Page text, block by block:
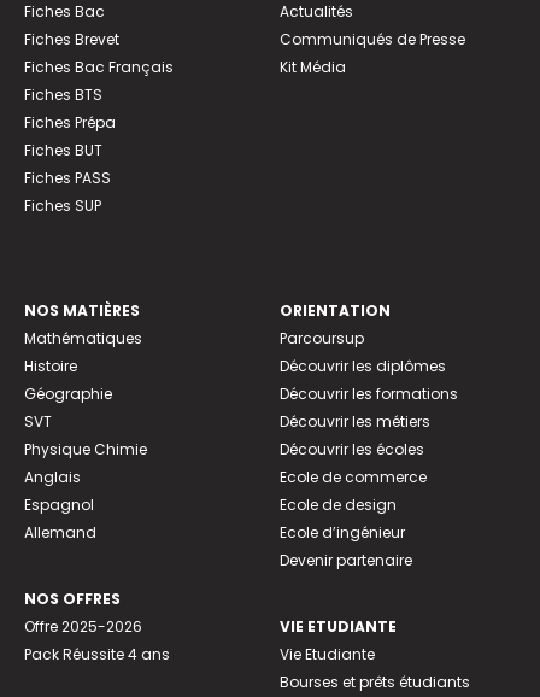
Fiches Bac
Fiches Brevet
Fiches Bac Français
Fiches BTS
Fiches Prépa
Fiches BUT
Fiches PASS
Fiches SUP
Actualités
Communiqués de Presse
Kit Média
NOS MATIÈRES
Mathématiques
Histoire
Géographie
SVT
Physique Chimie
Anglais
Espagnol
Allemand
NOS OFFRES
Offre 2025-2026
Pack Réussite 4 ans
ORIENTATION
Parcoursup
Découvrir les diplômes
Découvrir les formations
Découvrir les métiers
Découvrir les écoles
Ecole de commerce
Ecole de design
Ecole d’ingénieur
Devenir partenaire
VIE ETUDIANTE
Vie Etudiante
Bourses et prêts étudiants